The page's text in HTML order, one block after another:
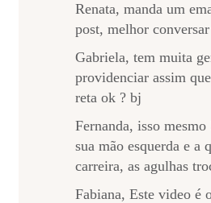
Renata, manda um
post, melhor
Gabriela, tem muita
providenciar assim
reta ok ? bj
Fernanda, isso
sua mão esquerda e a
carreira, as agulhas
Fabiana, Este video é